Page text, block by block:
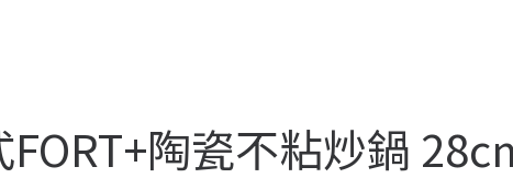
FORT+陶瓷不粘炒鍋